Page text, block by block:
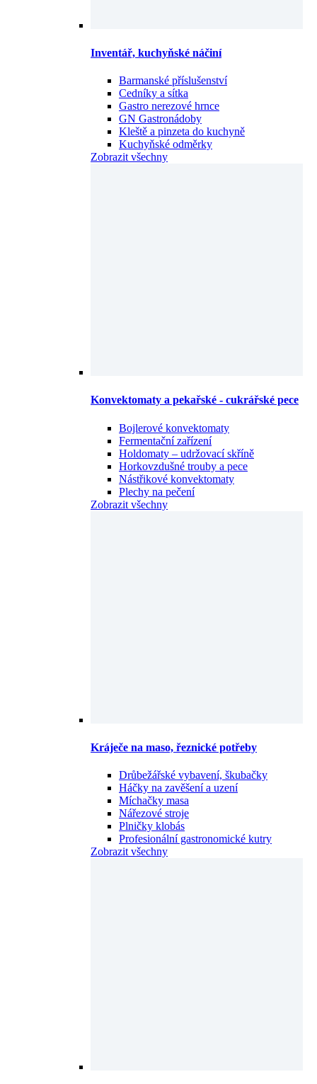
Inventář, kuchyňské náčiní
Barmanské příslušenství
Cedníky a sítka
Gastro nerezové hrnce
GN Gastronádoby
Kleště a pinzeta do kuchyně
Kuchyňské odměrky
Zobrazit všechny
Konvektomaty a pekařské - cukrářské pece
Bojlerové konvektomaty
Fermentační zařízení
Holdomaty – udržovací skříně
Horkovzdušné trouby a pece
Nástřikové konvektomaty
Plechy na pečení
Zobrazit všechny
Kráječe na maso, řeznické potřeby
Drůbežářské vybavení, škubačky
Háčky na zavěšení a uzení
Míchačky masa
Nářezové stroje
Plničky klobás
Profesionální gastronomické kutry
Zobrazit všechny